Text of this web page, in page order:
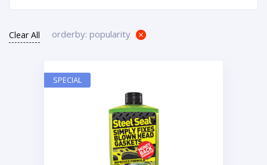
Clear All orderby: popularity
SPECIAL